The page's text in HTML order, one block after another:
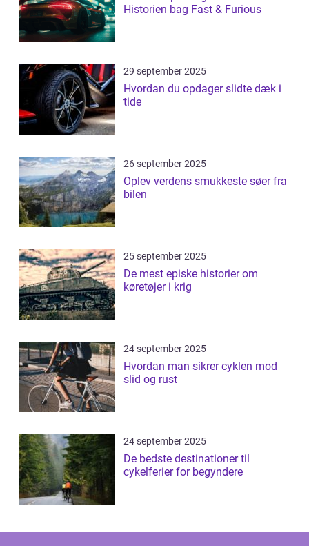
Historien bag Fast & Furious
29 september 2025
Hvordan du opdager slidte dæk i
tide
26 september 2025
Oplev verdens smukkeste søer fra
bilen
25 september 2025
De mest episke historier om
køretøjer i krig
24 september 2025
Hvordan man sikrer cyklen mod
slid og rust
24 september 2025
De bedste destinationer til
cykelferier for begyndere